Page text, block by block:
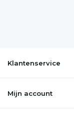
Klantenservice
Mijn account